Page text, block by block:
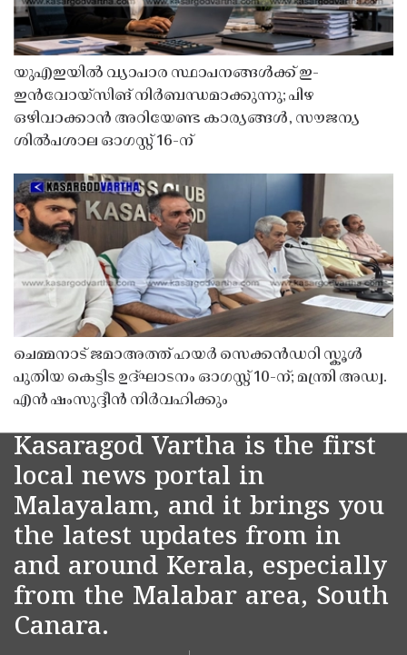
യുഎഇയിൽ വ്യാപാര സ്ഥാപനങ്ങൾക്ക് ഇ-
ഇൻവോയ്സിങ് നിർബന്ധമാക്കുന്നു; പിഴ
ഒഴിവാക്കാൻ അറിയേണ്ട കാര്യങ്ങൾ, സൗജന്യ
ശിൽപശാല ഓഗസ്റ്റ് 16-ന്
ചെമ്മനാട് ജമാഅത്ത് ഹയർ സെക്കൻഡറി സ്കൂൾ
പുതിയ കെട്ടിട ഉദ്ഘാടനം ഓഗസ്റ്റ് 10-ന്; മന്ത്രി അഡ്വ.
എൻ ഷംസുദ്ദീൻ നിർവഹിക്കും
Kasaragod Vartha is the first
local news portal in
Malayalam, and it brings you
the latest updates from in
and around Kerala, especially
from the Malabar area, South
Canara.